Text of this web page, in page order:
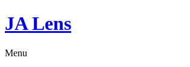
JA Lens
Menu